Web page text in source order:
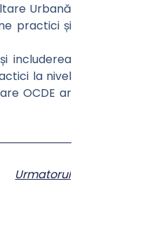
Urbană
practici și
includerea
la nivel
OCDE ar
Urmatorul